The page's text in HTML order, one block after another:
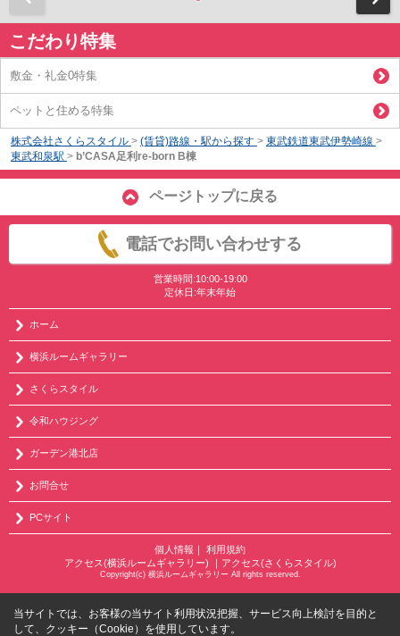
こだわり特集
敷金・礼金0特集
ペットと住める特集
株式会社さくらスタイル > (賃貸)路線・駅から探す > 東武鉄道東武伊勢崎線 >
東武和泉駅 > b’CASA足利re-born B棟
ページトップに戻る
電話でお問い合わせする
営業時間:10:00-19:00
定休日:年末年始
ホーム
横浜ルームギャラリー
さくらスタイル
令和ハウジング
ガーデン港北店
お問合せ
PCサイト
個人情報
利用規約
アクセス(横浜ルームギャラリー)
アクセス(さくらスタイル)
Copyright(c) 横浜ルームギャラリー All rights reserved.
当サイトでは、お客様の当サイト利用状況把握、サービス向上検討を目的と
して、クッキー（Cookie）を使用しています。